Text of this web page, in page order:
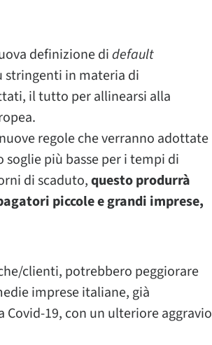
definizione didefault
stringenti in materia di
il tutto per allinearsi alla
regole che verranno adottate
più basse per i tempi di
di scaduto,questo produrrà
piccole e grandi imprese,
clienti, potrebbero peggiorare
imprese italiane, già
19, con un ulteriore aggravio